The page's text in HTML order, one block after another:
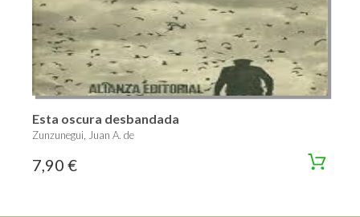
Esta oscura desbandada
Zunzunegui, Juan A. de
7,90 €